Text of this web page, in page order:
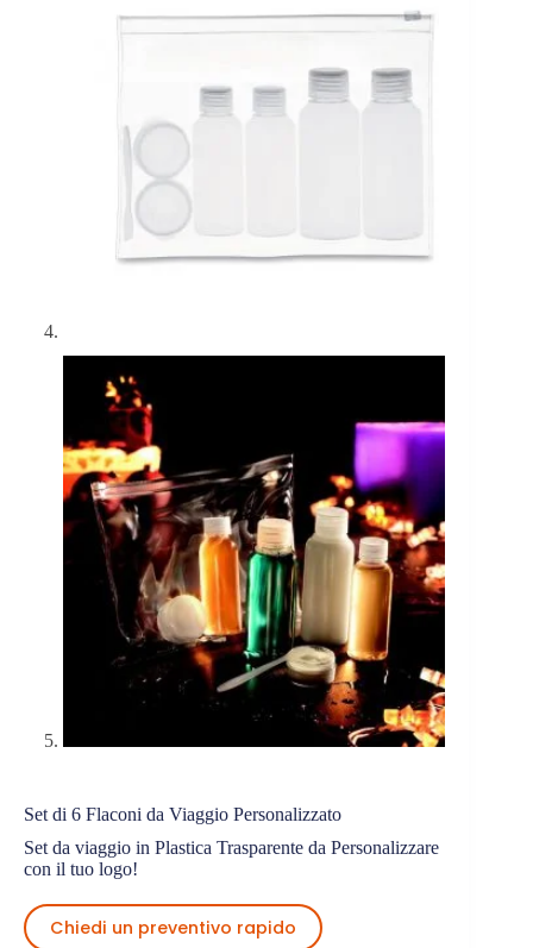
Set di 6 Flaconi da Viaggio Personalizzato
Set da viaggio in Plastica Trasparente da Personalizzare
con il tuo logo!
Chiedi un preventivo rapido